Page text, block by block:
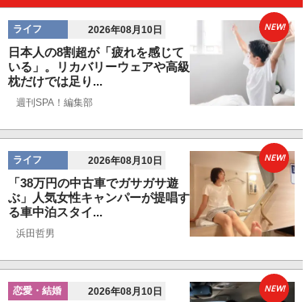
ライフ 2026年08月10日
日本人の8割超が「疲れを感じて
いる」。リカバリーウェアや高級
枕だけでは足り...
週刊SPA！編集部
NEW!
ライフ 2026年08月10日
「38万円の中古車でガサガサ遊
ぶ」人気女性キャンパーが提唱す
る車中泊スタイ...
浜田哲男
NEW!
恋愛・結婚 2026年08月10日 NEW!